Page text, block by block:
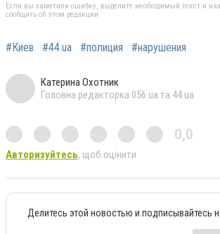
Если вы заметили ошибку, выделите необходимый текст и
сообщить об этом редакции
#Киев #44.ua #полиция #нарушения
Катерина Охотник
Головна редакторка 056.ua та 44.ua
0,0
Авторизуйтесь, щоб оцінити
Делитесь этой новостью и подписывайтесь